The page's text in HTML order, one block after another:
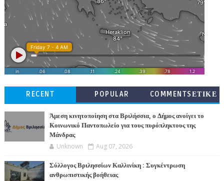
RECENT POPULAR
COMMENTSΕΤΙΚΕ
Άμεση κινητοποίηση στα Βριλήσσια, ο Δήμος ανοίγει το
Κοινωνικό Παντοπωλείο για τους πυρόπληκτους της
Μάνδρας
Unknown Aug 07, 2026
Σύλλογος Βριλησσίων Καλλινίκη : Συγκέντρωση
ανθρωπιστικής βοήθειας